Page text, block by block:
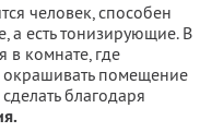
человек, способен
а есть тонизирующие. В
в комнате, где
окрашивать помещение
благодаря